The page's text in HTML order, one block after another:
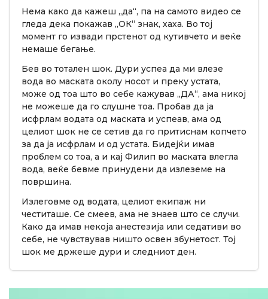
Нема како да кажеш „да“, па на самото видео се
гледа дека покажав „ОК“ знак, хаха. Во тој
момент го извади прстенот од кутивчето и веќе
немаше бегање.
Бев во тотален шок. Дури успеа да ми влезе
вода во маската околу носот и преку устата,
може од тоа што во себе кажував „ДА“, ама никој
не можеше да го слушне тоа. Пробав да ја
исфрлам водата од маската и успеав, ама од
целиот шок не се сетив да го притиснам копчето
за да ја исфрлам и од устата. Бидејќи имав
проблем со тоа, а и кај Филип во маската влегла
вода, веќе бевме принудени да излеземе на
површина.
Излеговме од водата, целиот екипаж ни
честиташе. Се смеев, ама не знаев што се случи.
Како да имав некоја анестезија или седативи во
себе, не чувствував ништо освен збунетост. Тој
шок ме држеше дури и следниот ден.